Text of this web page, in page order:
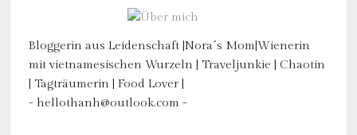
Bloggerin aus Leidenschaft |Nora´s Mom|Wienerin
mit vietnamesischen Wurzeln | Traveljunkie | Chaotin
| Tagträumerin | Food Lover |
- hellothanh@outlook.com -